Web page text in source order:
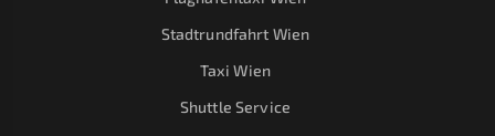
Stadtrundfahrt Wien
Taxi Wien
Shuttle Service